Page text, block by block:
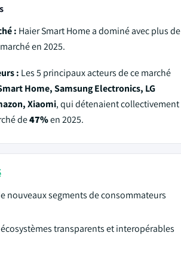
: Haier Smart Home a dominé avec plus de
en 2025.
: Les 5 principaux acteurs de ce marché
Home, Samsung Electronics, LG
Xiaomi, qui détenaient collectivement
de47%en 2025.
nouveaux segments de consommateurs
transparents et interopérables